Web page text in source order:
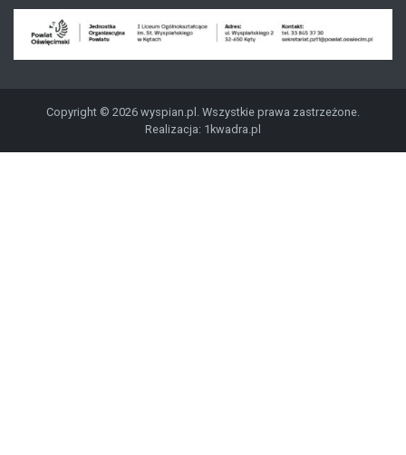
Copyright © 2026 wyspian.pl. Wszystkie prawa zastrzeżone.
Realizacja: 1kwadra.pl